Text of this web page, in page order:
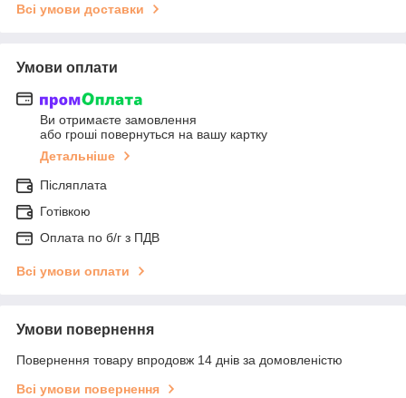
Всі умови доставки
Умови оплати
Ви отримаєте замовлення
або гроші повернуться на вашу картку
Детальніше
Післяплата
Готівкою
Оплата по б/г з ПДВ
Всі умови оплати
Умови повернення
Повернення товару впродовж 14 днів за домовленістю
Всі умови повернення